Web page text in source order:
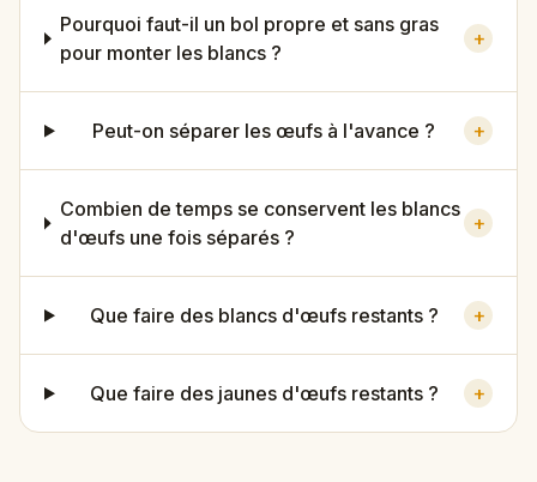
Pourquoi faut-il un bol propre et sans gras
pour monter les blancs ?
+
Peut-on séparer les œufs à l'avance ? +
Combien de temps se conservent les blancs
d'œufs une fois séparés ?
+
Que faire des blancs d'œufs restants ? +
Que faire des jaunes d'œufs restants ? +